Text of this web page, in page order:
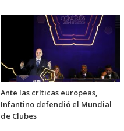
Ante las críticas europeas,
Infantino defendió el Mundial
de Clubes